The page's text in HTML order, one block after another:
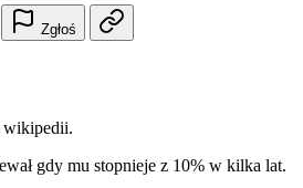
Zgłoś
wikipedii.
gdy mu stopnieje z 10% w kilka lat.